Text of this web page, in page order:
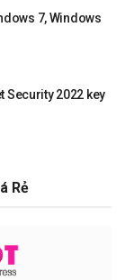
7, Windows
Security 2022 key
Rẻ